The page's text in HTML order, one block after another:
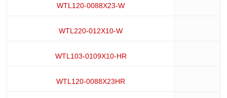
WTL120-0088X23-W
WTL220-012X10-W
WTL103-0109X10-HR
WTL120-0088X23HR